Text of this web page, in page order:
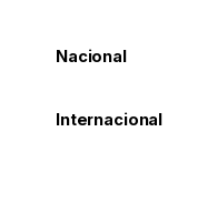
Nacional
Internacional